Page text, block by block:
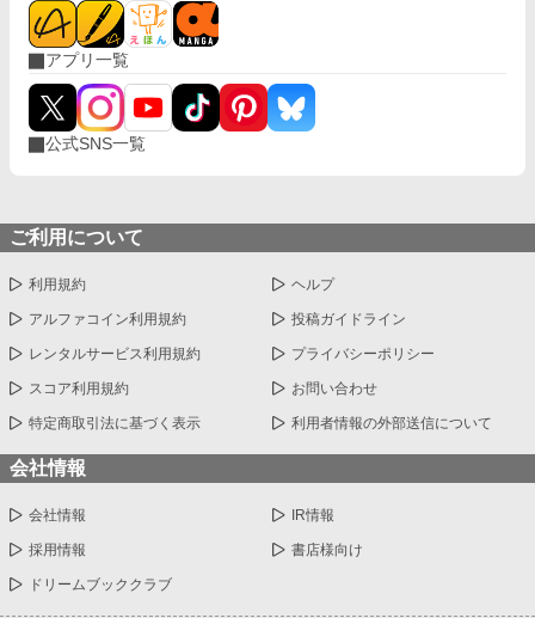
アプリ一覧
公式SNS一覧
ご利用について
利用規約 ヘルプ
アルファコイン利用規約 投稿ガイドライン
レンタルサービス利用規約 プライバシーポリシー
スコア利用規約 お問い合わせ
特定商取引法に基づく表示 利用者情報の外部送信について
会社情報
会社情報 IR情報
採用情報 書店様向け
ドリームブッククラブ